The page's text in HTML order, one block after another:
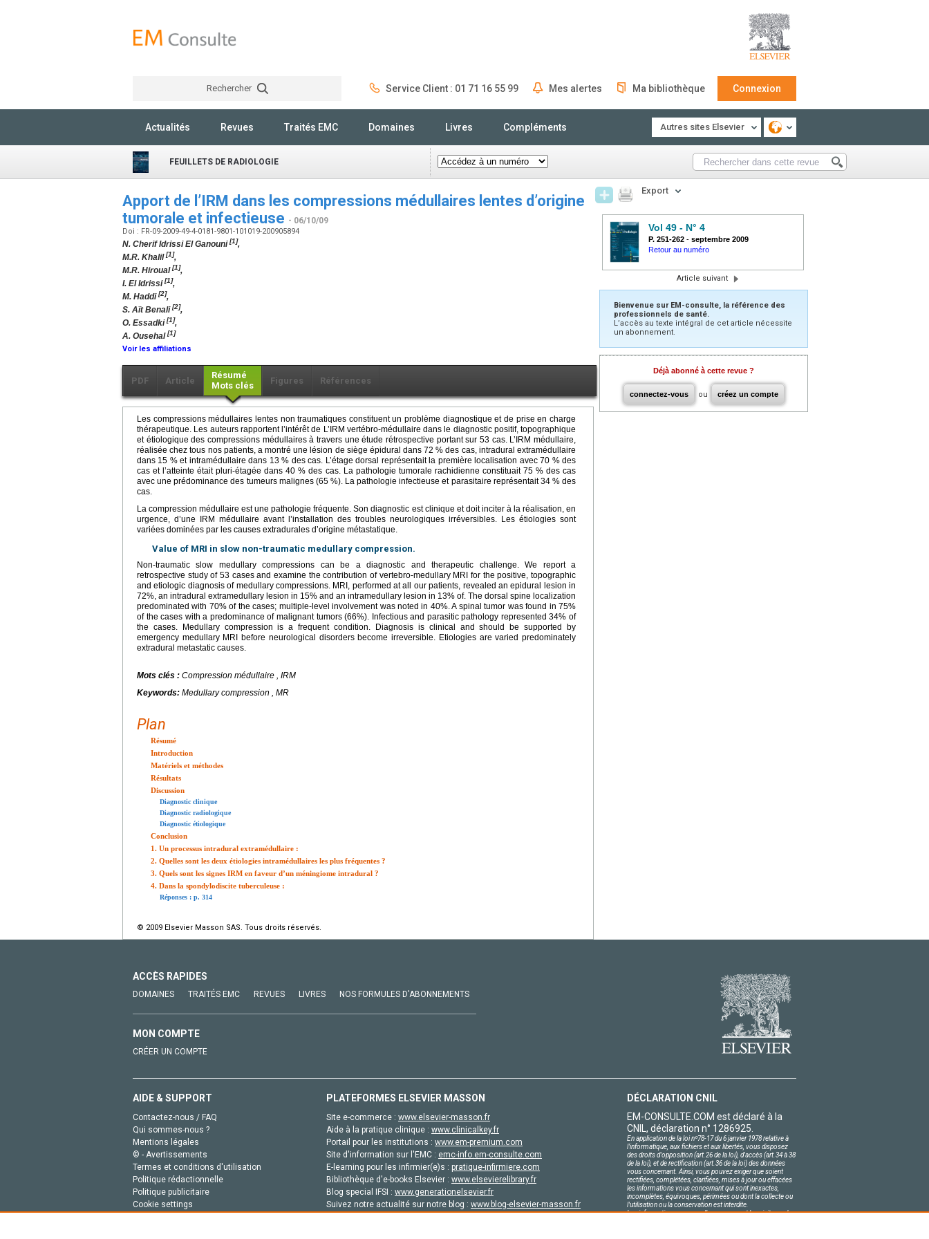
Rechercher Service Client : 01 71 16 55 99 Mes alertes Ma bibliothèque Connexion
Actualités Revues Traités EMC Domaines Livres Compléments Autres sites Elsevier
FEUILLETS DE RADIOLOGIE
Apport de l’IRM dans les compressions médullaires lentes d’origine
tumorale et infectieuse - 06/10/09
Doi : FR-09-2009-49-4-0181-9801-101019-200905894
N. Cherif Idrissi El Ganouni[1],
M.R. Khalil[1],
M.R. Hiroual[1],
I. El Idrissi[1],
M. Haddi[2],
S. Aït Benali[2],
O. Essadki[1],
A. Ousehal[1]
Voir les affiliations
PDF Article
Résumé
Mots clés
Figures Références
Les compressions médullaires lentes non traumatiques constituent un problème diagnostique et de prise en charge
thérapeutique. Les auteurs rapportent l’intérêt de L’IRM vertébro-médullaire dans le diagnostic positif, topographique
et étiologique des compressions médullaires à travers une étude rétrospective portant sur 53 cas. L’IRM médullaire,
réalisée chez tous nos patients, a montré une lésion de siège épidural dans 72 % des cas, intradural extramédullaire
dans 15 % et intramédullaire dans 13 % des cas. L’étage dorsal représentait la première localisation avec 70 % des
cas et l’atteinte était pluri-étagée dans 40 % des cas. La pathologie tumorale rachidienne constituait 75 % des cas
avec une prédominance des tumeurs malignes (65 %). La pathologie infectieuse et parasitaire représentait 34 % des
cas.
La compression médullaire est une pathologie fréquente. Son diagnostic est clinique et doit inciter à la réalisation, en
urgence, d’une IRM médullaire avant l’installation des troubles neurologiques irréversibles. Les étiologies sont
variées dominées par les causes extradurales d’origine métastatique.
Value of MRI in slow non-traumatic medullary compression.
Non-traumatic slow medullary compressions can be a diagnostic and therapeutic challenge. We report a
retrospective study of 53 cases and examine the contribution of vertebro-medullary MRI for the positive, topographic
and etiologic diagnosis of medullary compressions. MRI, performed at all our patients, revealed an epidural lesion in
72%, an intradural extramedullary lesion in 15% and an intramedullary lesion in 13% of. The dorsal spine localization
predominated with 70% of the cases; multiple-level involvement was noted in 40%. A spinal tumor was found in 75%
of the cases with a predominance of malignant tumors (66%). Infectious and parasitic pathology represented 34% of
the cases. Medullary compression is a frequent condition. Diagnosis is clinical and should be supported by
emergency medullary MRI before neurological disorders become irreversible. Etiologies are varied predominately
extradural metastatic causes.
Mots clés : Compression médullaire , IRM
Keywords: Medullary compression , MR
Plan
Résumé
Introduction
Matériels et méthodes
Résultats
Discussion
Diagnostic clinique
Diagnostic radiologique
Diagnostic étiologique
Conclusion
1. Un processus intradural extramédullaire :
2. Quelles sont les deux étiologies intramédullaires les plus fréquentes ?
3. Quels sont les signes IRM en faveur d’un méningiome intradural ?
4. Dans la spondylodiscite tuberculeuse :
Réponses : p. 314
© 2009 Elsevier Masson SAS. Tous droits réservés.
Export
Vol 49 - N° 4
P. 251-262 - septembre 2009
Retour au numéro
Article suivant
Bienvenue sur EM-consulte, la référence des
professionnels de santé.
L’accès au texte intégral de cet article nécessite
un abonnement.
Déjà abonné à cette revue ?
connectez-vous ou créez un compte
ACCÈS RAPIDES
DOMAINES TRAITÉS EMC REVUES LIVRES NOS FORMULES D'ABONNEMENTS
MON COMPTE
CRÉER UN COMPTE
AIDE & SUPPORT
Contactez-nous / FAQ
Qui sommes-nous ?
Mentions légales
© - Avertissements
Termes et conditions d'utilisation
Politique rédactionnelle
Politique publicitaire
Cookie settings
PLATEFORMES ELSEVIER MASSON
Site e-commerce : www.elsevier-masson.fr
Aide à la pratique clinique : www.clinicalkey.fr
Portail pour les institutions : www.em-premium.com
Site d'information sur l'EMC : emc-info.em-consulte.com
E-learning pour les infirmier(e)s : pratique-infirmiere.com
Bibliothèque d'e-books Elsevier : www.elsevierelibrary.fr
Blog special IFSI : www.generationelsevier.fr
Suivez notre actualité sur notre blog : www.blog-elsevier-masson.fr
DÉCLARATION CNIL
EM-CONSULTE.COM est déclaré à la
CNIL, déclaration n° 1286925.
En application de la loi nº78-17 du 6 janvier 1978 relative à
l'informatique, aux fichiers et aux libertés, vous disposez
des droits d'opposition (art.26 de la loi), d'accès (art.34 à 38
de la loi), et de rectification (art.36 de la loi) des données
vous concernant. Ainsi, vous pouvez exiger que soient
rectifiées, complétées, clarifiées, mises à jour ou effacées
les informations vous concernant qui sont inexactes,
incomplètes, équivoques, périmées ou dont la collecte ou
l'utilisation ou la conservation est interdite.
Les informations personnelles concernant les visiteurs de